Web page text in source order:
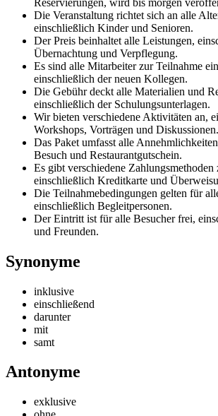
Die Veranstaltung richtet sich an alle
einschließlich Kinder und Senioren.
Der Preis beinhaltet alle Leistungen,
Übernachtung und Verpflegung.
Es sind alle Mitarbeiter zur Teilnahme
einschließlich der neuen Kollegen.
Die Gebühr deckt alle Materialien und
einschließlich der Schulungsunterlagen.
Wir bieten verschiedene Aktivitäten an,
Workshops, Vorträgen und Diskussionen.
Das Paket umfasst alle
Besuch und Restaurantgutschein.
Es gibt verschiedene
einschließlich Kreditkarte und
Die Teilnahmebedingungen gelten für
einschließlich Begleitpersonen.
Der Eintritt ist für alle Besucher frei,
und Freunden.
Synonyme
inklusive
einschließend
darunter
mit
samt
Antonyme
exklusive